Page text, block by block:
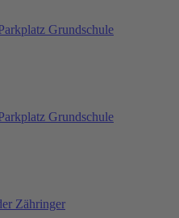
Grundschule
Grundschule
Zähringer